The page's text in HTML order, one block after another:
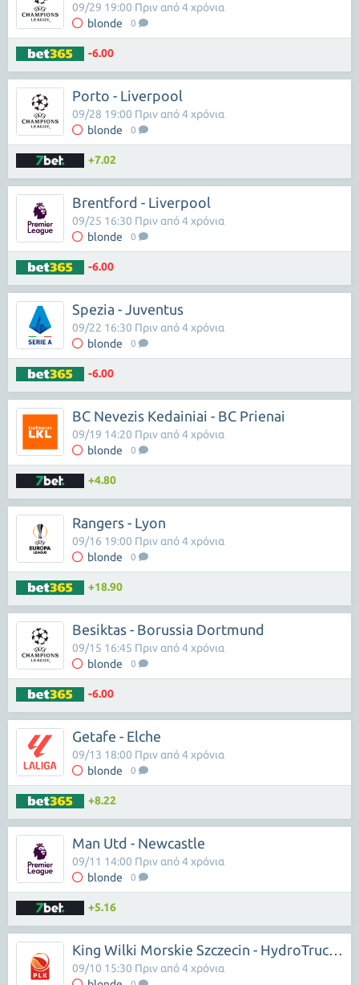
blonde 0
09/29 19:00 Πριν από 4 χρόνια
-6.00
Porto - Liverpool
blonde 0
09/28 19:00 Πριν από 4 χρόνια
+7.02
Brentford - Liverpool
blonde 0
09/25 16:30 Πριν από 4 χρόνια
-6.00
Spezia - Juventus
blonde 0
09/22 16:30 Πριν από 4 χρόνια
-6.00
BC Nevezis Kedainiai - BC Prienai
blonde 0
09/19 14:20 Πριν από 4 χρόνια
+4.80
Rangers - Lyon
blonde 0
09/16 19:00 Πριν από 4 χρόνια
+18.90
Besiktas - Borussia Dortmund
blonde 0
09/15 16:45 Πριν από 4 χρόνια
-6.00
Getafe - Elche
blonde 0
09/13 18:00 Πριν από 4 χρόνια
+8.22
Man Utd - Newcastle
blonde 0
09/11 14:00 Πριν από 4 χρόνια
+5.16
King Wilki Morskie Szczecin - HydroTruck Radom
09/10 15:30 Πριν από 4 χρόνια